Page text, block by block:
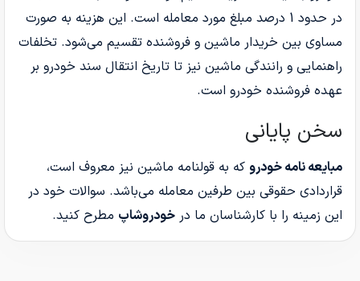
در حدود 1 درصد مبلغ مورد معامله است. این هزینه به صورت
مساوی بین خریدار ماشین و فروشنده تقسیم می‌شود. تخلفات
راهنمایی و رانندگی ماشین نیز تا تاریخ انتقال سند خودرو بر
عهده فروشنده خودرو است.
سخن پایانی
مبایعه نامه خودرو که به قولنامه ماشین نیز معروف است،
قراردادی حقوقی بین طرفین معامله می‌باشد. سوالات خود در
این زمینه را با کارشناسان ما در خودروشاپ مطرح کنید.